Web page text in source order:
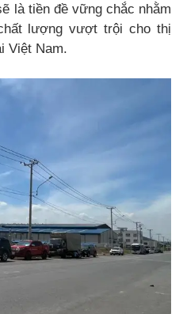
là tiền đề vững chắc nhằm
lượng vượt trội cho thị
Việt Nam.